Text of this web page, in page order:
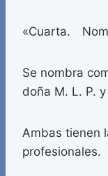
«Cuarta.
Se nombra
doña M. L. P.
Ambas tienen
profesionales.